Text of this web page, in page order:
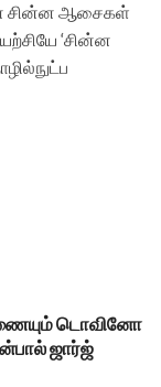
சின்ன ஆசைகள்
‘சின்ன
டொவினோ
ஜார்ஜ்